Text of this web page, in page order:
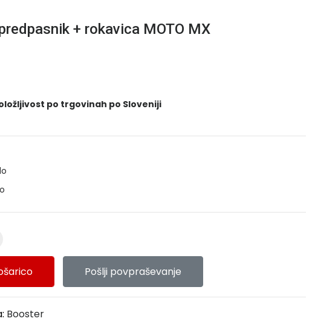
+ rokavica MOTO MX
po trgovinah po Sloveniji
Pošlji povpraševanje
Booster